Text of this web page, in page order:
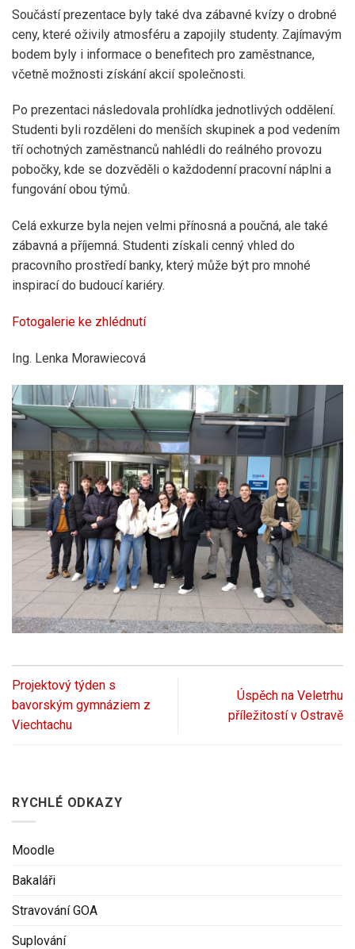
Součástí prezentace byly také dva zábavné kvízy o drobné
ceny, které oživily atmosféru a zapojily studenty. Zajímavým
bodem byly i informace o benefitech pro zaměstnance,
včetně možnosti získání akcií společnosti.
Po prezentaci následovala prohlídka jednotlivých oddělení.
Studenti byli rozděleni do menších skupinek a pod vedením
tří ochotných zaměstnanců nahlédli do reálného provozu
pobočky, kde se dozvěděli o každodenní pracovní náplni a
fungování obou týmů.
Celá exkurze byla nejen velmi přínosná a poučná, ale také
zábavná a příjemná. Studenti získali cenný vhled do
pracovního prostředí banky, který může být pro mnohé
inspirací do budoucí kariéry.
Fotogalerie ke zhlédnutí
Ing. Lenka Morawiecová
Projektový týden s
bavorským gymnáziem z
Viechtachu
Úspěch na Veletrhu
příležitostí v Ostravě
RYCHLÉ ODKAZY
Moodle
Bakaláři
Stravování GOA
Suplování